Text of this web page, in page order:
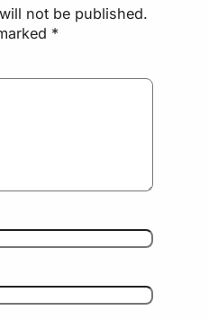
not be published.
*